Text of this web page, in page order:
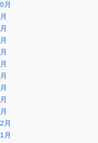
月
月
月